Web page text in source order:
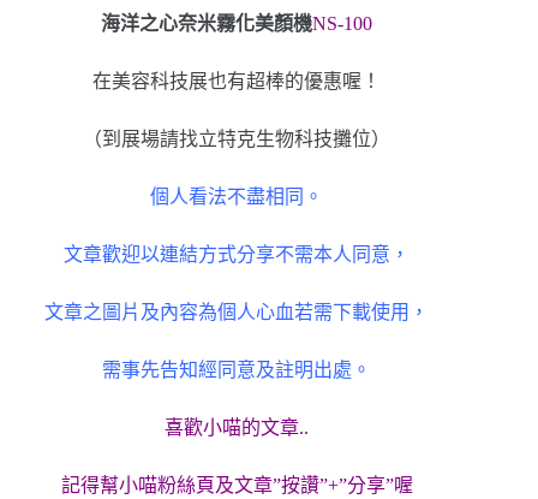
海洋之心奈米霧化美顏機NS-100
在美容科技展也有超棒的優惠喔！
（到展場請找立特克生物科技攤位）
個人看法不盡相同。
文章歡迎以連結方式分享不需本人同意，
文章之圖片及內容為個人心血若需下載使用，
需事先告知經同意及註明出處。
喜歡小喵的文章..
記得幫小喵粉絲頁及文章”按讚”+”分享”喔